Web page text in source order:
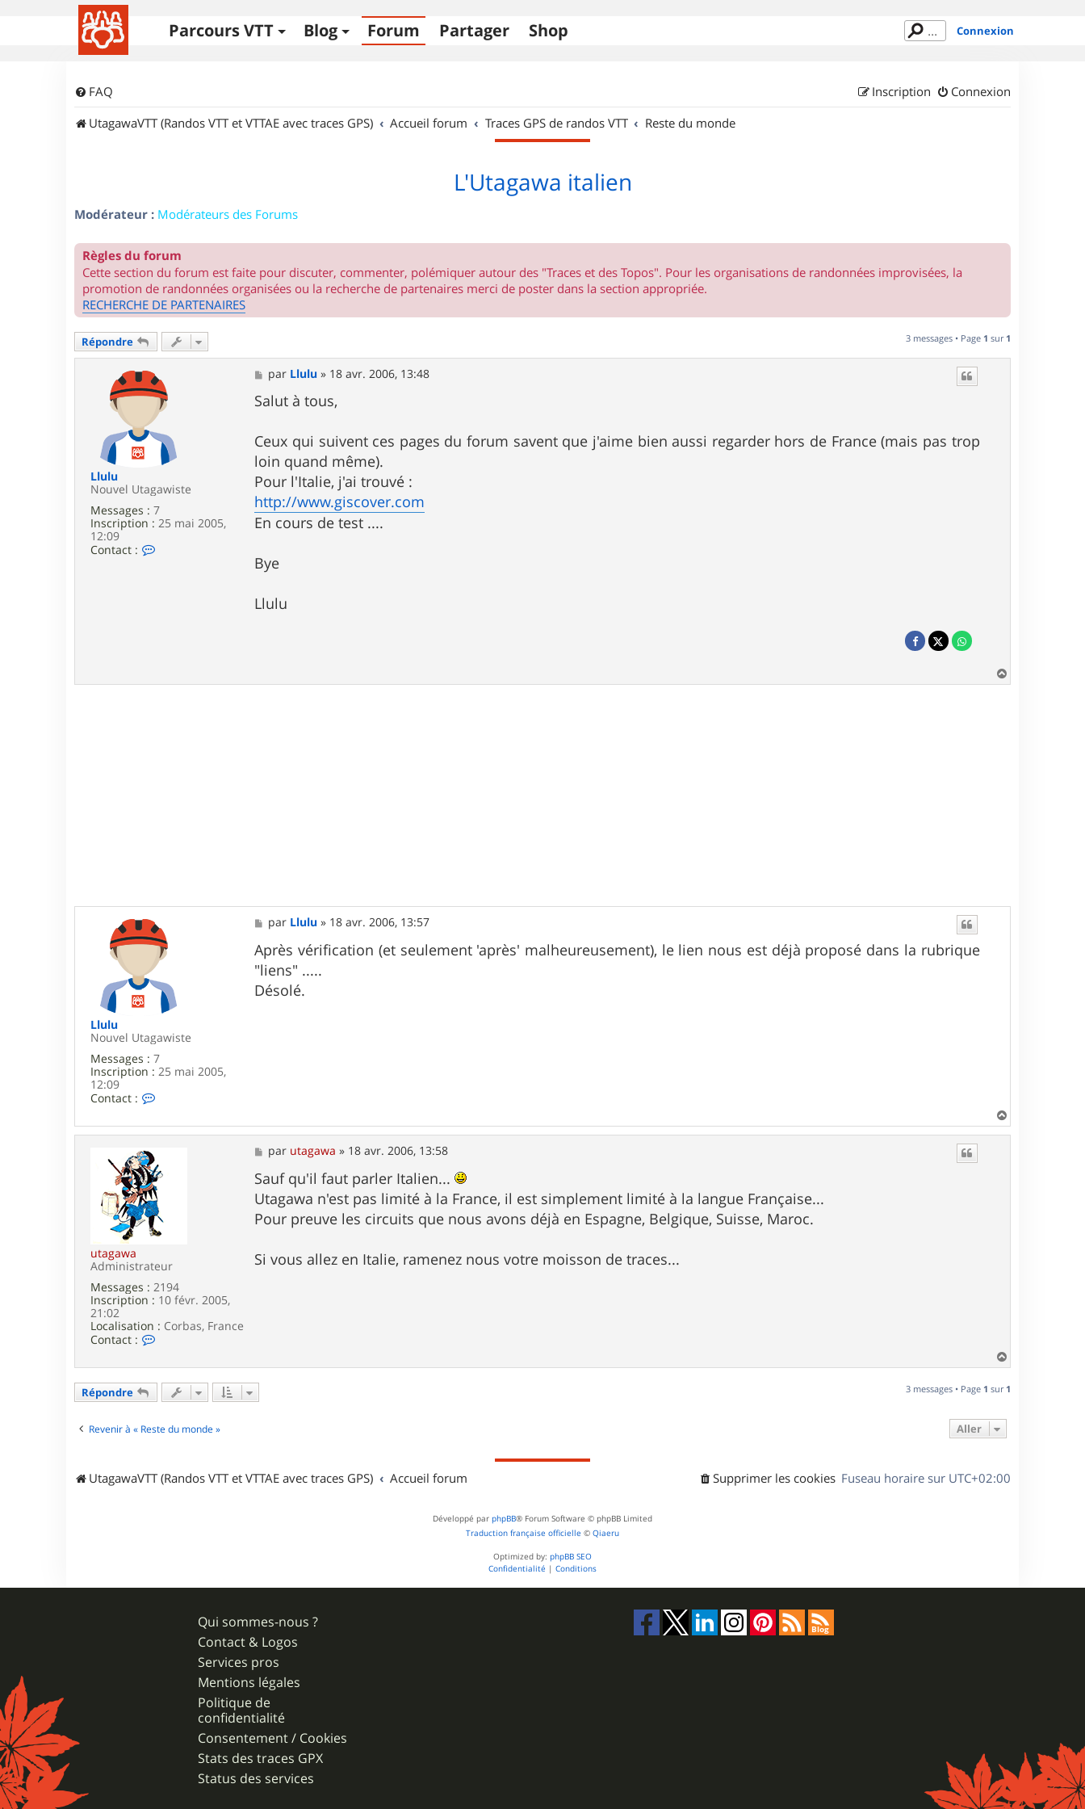
Parcours VTT Blog Forum Partager Shop Connexion
FAQ Connexion
Inscription
UtagawaVTT (Randos VTT et VTTAE avec traces GPS)
Accueil forum Traces GPS de randos VTT Reste du monde
L'Utagawa italien
Modérateur : Modérateurs des Forums
Règles du forum
Cette section du forum est faite pour discuter, commenter, polémiquer autour des "Traces et des Topos". Pour les organisations de randonnées improvisées, la
promotion de randonnées organisées ou la recherche de partenaires merci de poster dans la section appropriée.
RECHERCHE DE PARTENAIRES
Répondre 3 messages • Page 1 sur 1
Llulu
Nouvel Utagawiste
Messages : 7
Inscription : 25 mai 2005,
12:09
Contact :
u
M
e
s
s
g
e
par Llulu » 18 avr. 2006, 13:48
Salut à tous,
Ceux qui suivent ces pages du forum savent que j'aime bien aussi regarder hors de France (mais pas trop
loin quand même).
Pour l'Italie, j'ai trouvé :
http://www.giscover.com
En cours de test ....
Bye
Llulu
a
Llulu
Nouvel Utagawiste
Messages : 7
Inscription : 25 mai 2005,
12:09
Contact :
n
t
c
t
e
r
L
u
u
M
e
s
s
a
g
e
par Llulu » 18 avr. 2006, 13:57
Après vérification (et seulement 'après' malheureusement), le lien nous est déjà proposé dans la rubrique
"liens" .....
Désolé.
a
utagawa
Administrateur
Messages : 2194
Inscription : 10 févr. 2005,
21:02
Localisation : Corbas, France
Contact :
c
e
a
M
e
s
s
a
g
e
par utagawa » 18 avr. 2006, 13:58
Sauf qu'il faut parler Italien...
Utagawa n'est pas limité à la France, il est simplement limité à la langue Française...
Pour preuve les circuits que nous avons déjà en Espagne, Belgique, Suisse, Maroc.
Si vous allez en Italie, ramenez nous votre moisson de traces...
a
t
Répondre 3 messages • Page 1 sur 1
Revenir à « Reste du monde » Aller
UtagawaVTT (Randos VTT et VTTAE avec traces GPS) Accueil forum Fuseau horaire sur UTC+02:00
Supprimer les cookies
Développé par phpBB® Forum Software © phpBB Limited
Traduction française officielle © Qiaeru
Optimized by: phpBB SEO
Confidentialité | Conditions
Qui sommes-nous ?
Contact & Logos
Services pros
Mentions légales
Politique de
confidentialité
Consentement / Cookies
Stats des traces GPX
Status des services